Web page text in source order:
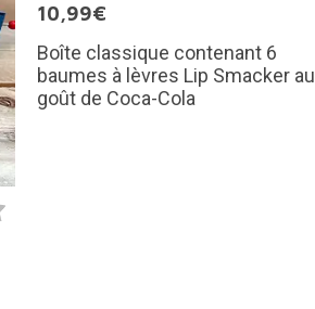
10,99€
Boîte classique contenant 6
baumes à lèvres Lip Smacker au
goût de Coca-Cola